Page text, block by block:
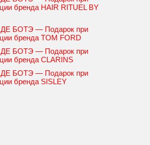
бренда HAIR RITUEL BY
БОТЭ — Подарок при
бренда TOM FORD
БОТЭ — Подарок при
бренда CLARINS
БОТЭ — Подарок при
бренда SISLEY